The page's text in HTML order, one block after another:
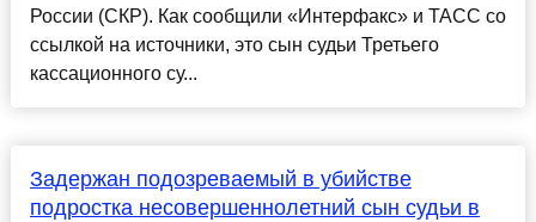
России (СКР). Как сообщили «Интерфакс» и ТАСС со
ссылкой на источники, это сын судьи Третьего
кассационного су...
Задержан подозреваемый в убийстве
подростка несовершеннолетний сын судьи в